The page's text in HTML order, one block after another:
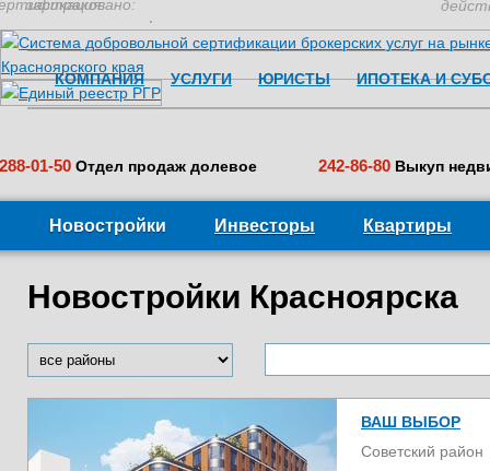
застраховано:
КОМПАНИЯ УСЛУГИ ЮРИСТЫ ИПОТЕКА И
288-01-50 Отдел продаж долевое 242-86-80 Выкуп
Новостройки Инвесторы Квартиры
Новостройки Красноярска
ВАШ ВЫБОР
Советский район